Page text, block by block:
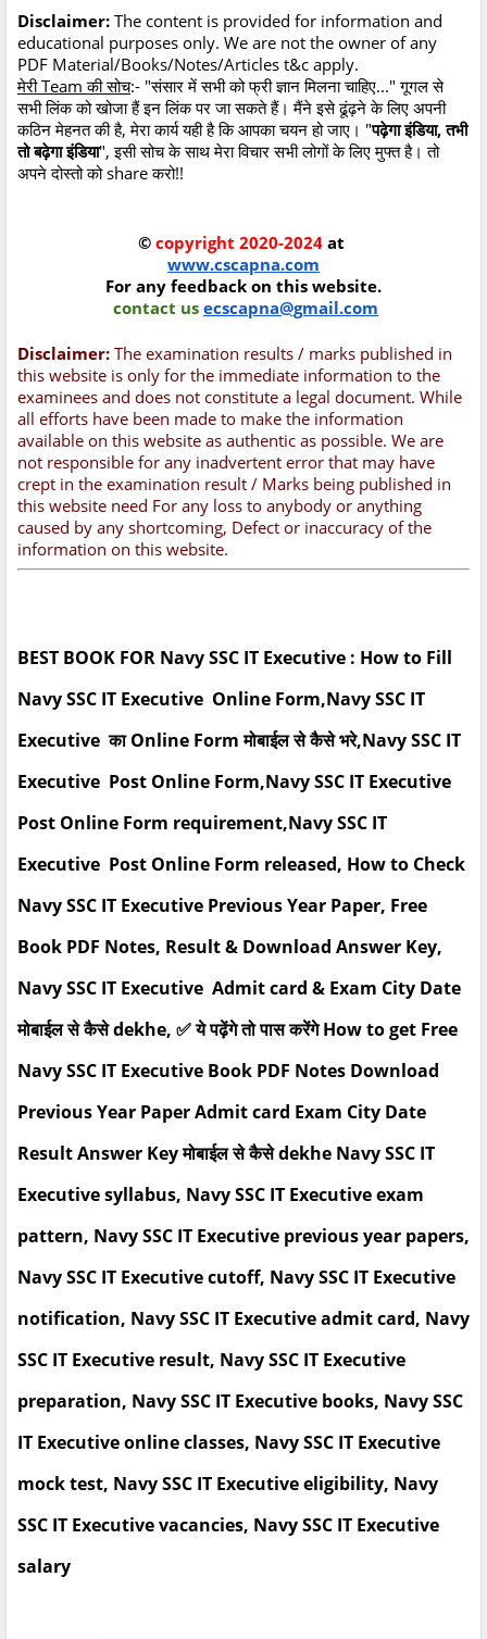
Disclaimer: The content is provided for information and
educational purposes only. We are not the owner of any
PDF Material/Books/Notes/Articles t&c apply.
मेरी Team की सोच:- "संसार में सभी को फ्री ज्ञान मिलना चाहिए..." गूगल से
सभी लिंक को खोजा हैं इन लिंक पर जा सकते हैं। मैंने इसे ढूंढ़ने के लिए अपनी
कठिन मेहनत की है, मेरा कार्य यही है कि आपका चयन हो जाए। "पढ़ेगा इंडिया, तभी
तो बढ़ेगा इंडिया", इसी सोच के साथ मेरा विचार सभी लोगों के लिए मुफ्त है। तो
अपने दोस्तो को share करो!!
© copyright 2020-2024 at
www.cscapna.com
For any feedback on this website.
contact us ecscapna@gmail.com
Disclaimer: The examination results / marks published in
this website is only for the immediate information to the
examinees and does not constitute a legal document. While
all efforts have been made to make the information
available on this website as authentic as possible. We are
not responsible for any inadvertent error that may have
crept in the examination result / Marks being published in
this website need For any loss to anybody or anything
caused by any shortcoming, Defect or inaccuracy of the
information on this website.
BEST BOOK FOR Navy SSC IT Executive : How to Fill
Navy SSC IT Executive Online Form,Navy SSC IT
Executive का Online Form मोबाईल से कैसे भरे,Navy SSC IT
Executive Post Online Form,Navy SSC IT Executive
Post Online Form requirement,Navy SSC IT
Executive Post Online Form released, How to Check
Navy SSC IT Executive Previous Year Paper, Free
Book PDF Notes, Result & Download Answer Key,
Navy SSC IT Executive Admit card & Exam City Date
मोबाईल से कैसे dekhe, ✅ ये पढ़ेंगे तो पास करेंगे How to get Free
Navy SSC IT Executive Book PDF Notes Download
Previous Year Paper Admit card Exam City Date
Result Answer Key मोबाईल से कैसे dekhe Navy SSC IT
Executive syllabus, Navy SSC IT Executive exam
pattern, Navy SSC IT Executive previous year papers,
Navy SSC IT Executive cutoff, Navy SSC IT Executive
notification, Navy SSC IT Executive admit card, Navy
SSC IT Executive result, Navy SSC IT Executive
preparation, Navy SSC IT Executive books, Navy SSC
IT Executive online classes, Navy SSC IT Executive
mock test, Navy SSC IT Executive eligibility, Navy
SSC IT Executive vacancies, Navy SSC IT Executive
salary